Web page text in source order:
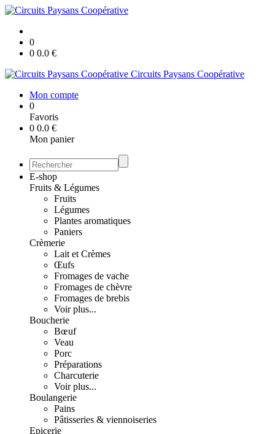
0
0 0.0 €
Circuits Paysans Coopérative
Mon compte
0
Favoris
0 0.0 €
Mon panier
E-shop
Fruits & Légumes
Fruits
Légumes
Plantes aromatiques
Paniers
Crèmerie
Lait et Crèmes
Œufs
Fromages de vache
Fromages de chèvre
Fromages de brebis
Voir plus...
Boucherie
Bœuf
Veau
Porc
Préparations
Charcuterie
Voir plus...
Boulangerie
Pains
Pâtisseries & viennoiseries
Epicerie